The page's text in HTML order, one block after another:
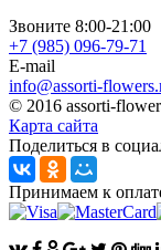
Звоните 8:00-21:00
+7 (985) 096-79-71
E-mail
info@assorti-
© 2016 assorti-
Карта сайта
Поделиться в
Принимаем к